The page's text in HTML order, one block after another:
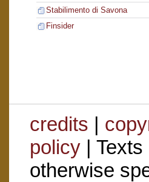
Stabilimento di Savona
Finsider
credits |
policy| Texts
otherwise